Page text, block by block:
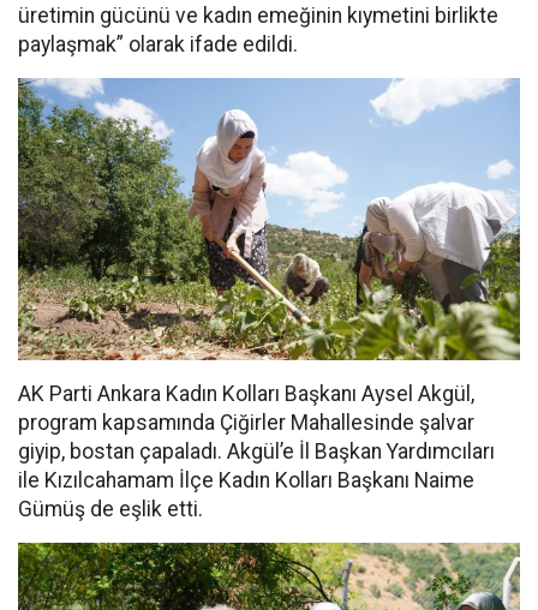
üretimin gücünü ve kadın emeğinin kıymetini birlikte
paylaşmak” olarak ifade edildi.
AK Parti Ankara Kadın Kolları Başkanı Aysel Akgül,
program kapsamında Çiğirler Mahallesinde şalvar
giyip, bostan çapaladı. Akgül’e İl Başkan Yardımcıları
ile Kızılcahamam İlçe Kadın Kolları Başkanı Naime
Gümüş de eşlik etti.